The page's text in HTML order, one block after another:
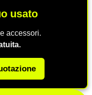
usato
accessori.